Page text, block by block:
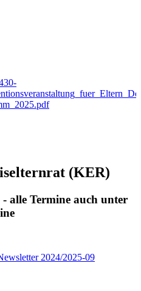
(KER)
alle Termine auch unter
2024/2025-09